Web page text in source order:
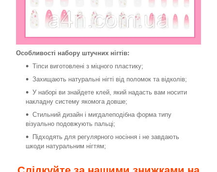
Особливості набору штучних нігтів:
Тіпси виготовлені з міцного пластику;
Захищають натуральні нігті від поломок та відколів;
У наборі ви знайдете клей, який надасть вам носити
накладну систему якомога довше;
Стильний дизайн і мигдалеподібна форма типу
візуально подовжують пальці;
Підходять для регулярного носіння і не завдають
шкоди натуральним нігтям;